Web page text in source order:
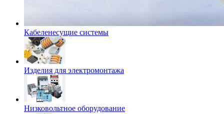
Кабеленесущие системы
Изделия для электромонтажа
Низковольтное оборудование